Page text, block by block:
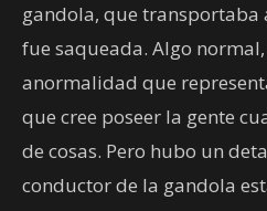
gandola, que
fue saqueada. Algo
anormalidad que
que cree poseer la gente
de cosas. Pero hubo un
conductor de la gandola